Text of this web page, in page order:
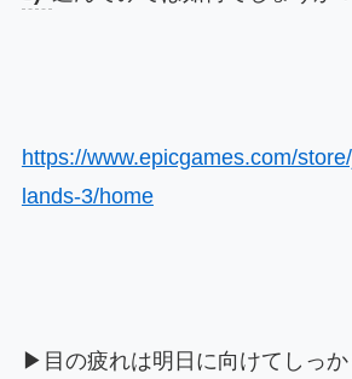
https://www.epicgames.com/
lands-3/home
▶目の疲れは明日に向けてしっか